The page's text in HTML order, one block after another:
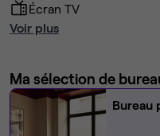
Écran TV
Voir plus
Ma sélection de
Bureau